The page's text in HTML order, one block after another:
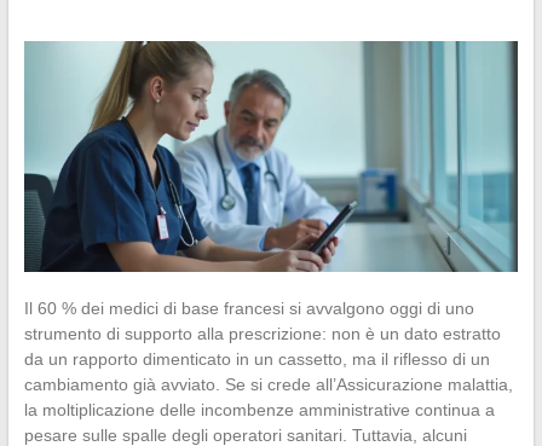
Il 60 % dei medici di base francesi si avvalgono oggi di uno
strumento di supporto alla prescrizione: non è un dato estratto
da un rapporto dimenticato in un cassetto, ma il riflesso di un
cambiamento già avviato. Se si crede all’Assicurazione malattia,
la moltiplicazione delle incombenze amministrative continua a
pesare sulle spalle degli operatori sanitari. Tuttavia, alcuni